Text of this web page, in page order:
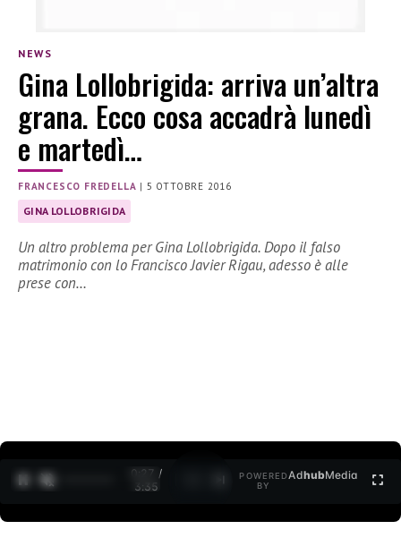
NEWS
Gina Lollobrigida: arriva un’altra
grana. Ecco cosa accadrà lunedì
e martedì…
FRANCESCO FREDELLA | 5 OTTOBRE 2016
GINA LOLLOBRIGIDA
Un altro problema per Gina Lollobrigida. Dopo il falso
matrimonio con lo Francisco Javier Rigau, adesso è alle
prese con…
0:27 /
3:35
POWERED
BY
AdhubMedia